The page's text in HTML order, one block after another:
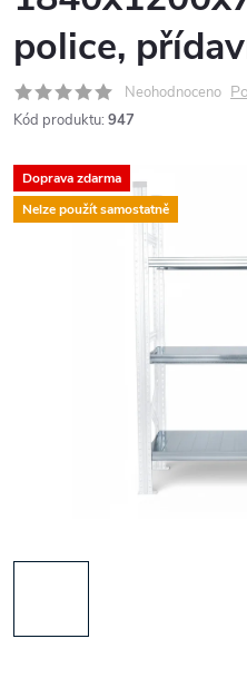
police,
Neohodnoceno
Kód produktu: 947
Doprava zdarma
Nelze použít samostatně